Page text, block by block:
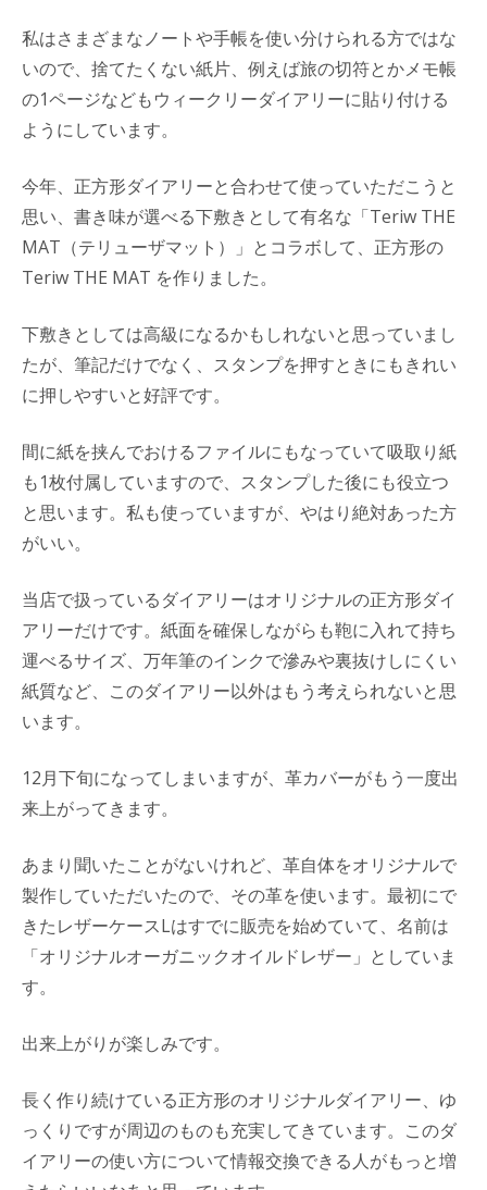
私はさまざまなノートや手帳を使い分けられる方ではな
いので、捨てたくない紙片、例えば旅の切符とかメモ帳
の1ページなどもウィークリーダイアリーに貼り付ける
ようにしています。
今年、正方形ダイアリーと合わせて使っていただこうと
思い、書き味が選べる下敷きとして有名な「Teriw THE
MAT（テリューザマット）」とコラボして、正方形の
Teriw THE MAT を作りました。
下敷きとしては高級になるかもしれないと思っていまし
たが、筆記だけでなく、スタンプを押すときにもきれい
に押しやすいと好評です。
間に紙を挟んでおけるファイルにもなっていて吸取り紙
も1枚付属していますので、スタンプした後にも役立つ
と思います。私も使っていますが、やはり絶対あった方
がいい。
当店で扱っているダイアリーはオリジナルの正方形ダイ
アリーだけです。紙面を確保しながらも鞄に入れて持ち
運べるサイズ、万年筆のインクで滲みや裏抜けしにくい
紙質など、このダイアリー以外はもう考えられないと思
います。
12月下旬になってしまいますが、革カバーがもう一度出
来上がってきます。
あまり聞いたことがないけれど、革自体をオリジナルで
製作していただいたので、その革を使います。最初にで
きたレザーケースLはすでに販売を始めていて、名前は
「オリジナルオーガニックオイルドレザー」としていま
す。
出来上がりが楽しみです。
長く作り続けている正方形のオリジナルダイアリー、ゆ
っくりですが周辺のものも充実してきています。このダ
イアリーの使い方について情報交換できる人がもっと増